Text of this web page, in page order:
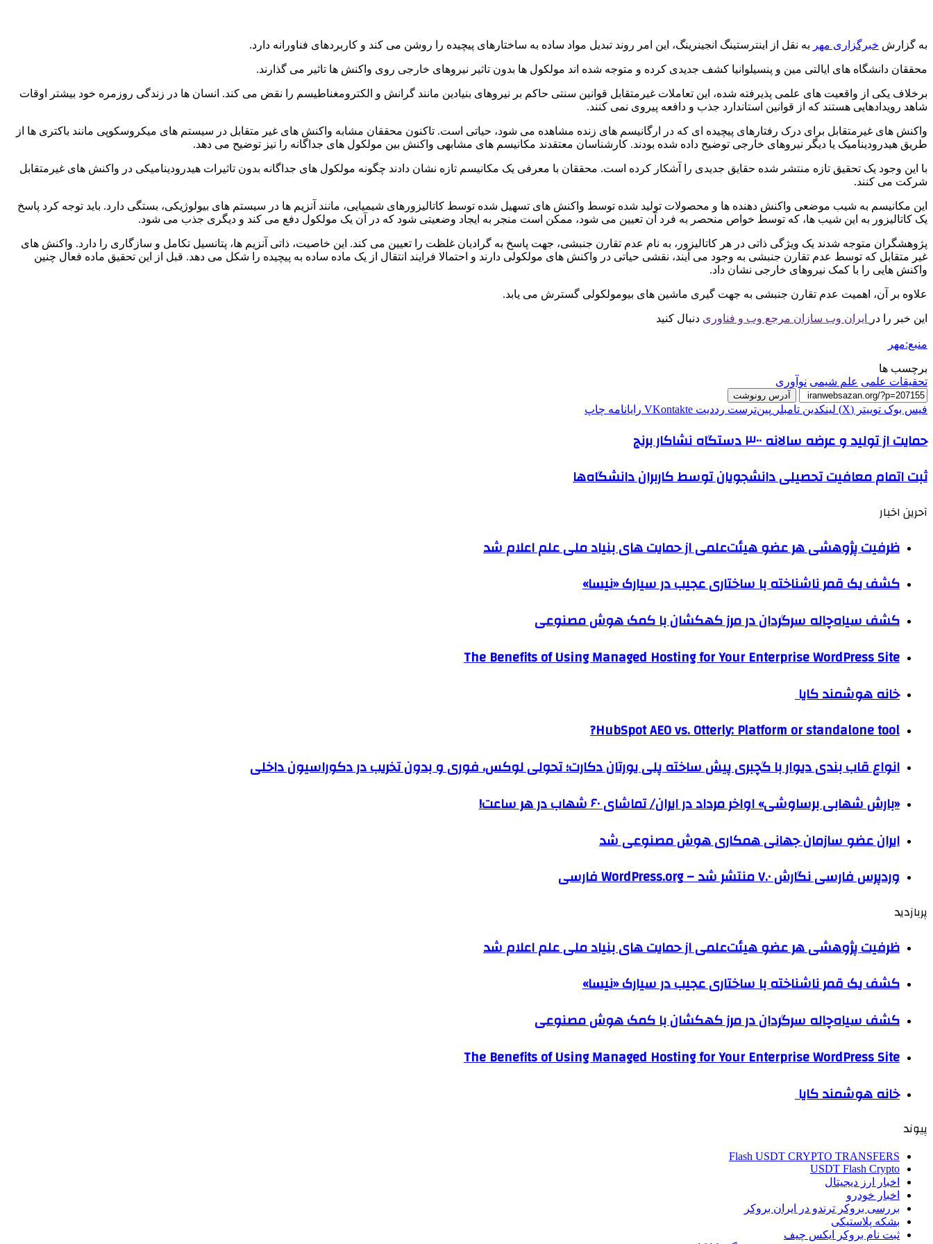
به گزارش خبرگزاری مهر به نقل از اینترستینگ انجینرینگ، این امر روند تبدیل مواد ساده به ساختارهای پیچیده را روشن می کند و کاربردهای فناورانه دارد.
محققان دانشگاه های ایالتی مین و پنسیلوانیا کشف جدیدی کرده و متوجه شده اند مولکول ها بدون تاثیر نیروهای خارجی روی واکنش ها تاثیر می گذارند.
برخلاف یکی از واقعیت های علمی پذیرفته شده، این تعاملات غیرمتقابل قوانین سنتی حاکم بر نیروهای بنیادین مانند گرانش و الکترومغناطیسم را نقض می کند. انسان ها در زندگی روزمره خود بیشتر اوقات
شاهد رویدادهایی هستند که از قوانین استاندارد جذب و دافعه پیروی نمی کنند.
واکنش های غیرمتقابل برای درک رفتارهای پیچیده ای که در ارگانیسم های زنده مشاهده می شود، حیاتی است. تاکنون محققان مشابه واکنش های غیر متقابل در سیستم های میکروسکوپی مانند باکتری ها از
طریق هیدرودینامیک یا دیگر نیروهای خارجی توضیح داده شده بودند. کارشناسان معتقدند مکانیسم های مشابهی واکنش بین مولکول های جداگانه را نیز توضیح می دهد.
با این وجود یک تحقیق تازه منتشر شده حقایق جدیدی را آشکار کرده است. محققان با معرفی یک مکانیسم تازه نشان دادند چگونه مولکول های جداگانه بدون تاثیرات هیدرودینامیکی در واکنش های غیرمتقابل
شرکت می کنند.
این مکانیسم به شیب موضعی واکنش دهنده ها و محصولات تولید شده توسط واکنش های تسهیل شده توسط کاتالیزورهای شیمیایی، مانند آنزیم ها در سیستم های بیولوژیکی، بستگی دارد. باید توجه کرد پاسخ
یک کاتالیزور به این شیب ها، که توسط خواص منحصر به فرد آن تعیین می شود، ممکن است منجر به ایجاد وضعیتی شود که در آن یک مولکول دفع می کند و دیگری جذب می شود.
پژوهشگران متوجه شدند یک ویژگی ذاتی در هر کاتالیزور، به نام عدم تقارن جنبشی، جهت پاسخ به گرادیان غلظت را تعیین می کند. این خاصیت، ذاتی آنزیم ها، پتانسیل تکامل و سازگاری را دارد. واکنش های
غیر متقابل که توسط عدم تقارن جنبشی به وجود می آیند، نقشی حیاتی در واکنش های مولکولی دارند و احتمالا فرایند انتقال از یک ماده ساده به پیچیده را شکل می دهد. قبل از این تحقیق ماده فعال چنین
واکنش هایی را با کمک نیروهای خارجی نشان داد.
علاوه بر آن، اهمیت عدم تقارن جنبشی به جهت گیری ماشین های بیومولکولی گسترش می یابد.
این خبر را در ایران وب سازان مرجع وب و فناوری دنبال کنید
منبع:مهر
برچسب ها
تحقیقات علمی علم شیمی نوآوری
آدرس رونوشت
فیس بوک توییتر (X) لینکدین ‫تامبلر ‫پین‌ترست ‫رددیت ‫VKontakte رایانامه چاپ
حمایت از تولید و عرضه سالانه ۳۰۰ دستگاه نشاکار برنج
ثبت اتمام معافیت تحصیلی دانشجویان توسط کاربران دانشگاه‌ها
آحرین اخبار
ظرفیت پژوهشی هر عضو هیئت‌علمی از حمایت های بنیاد ملی علم اعلام شد
کشف یک قمر ناشناخته با ساختاری عجیب در سیارک «نیسا»
کشف سیاه‌چاله سرگردان در مرز کهکشان با کمک هوش مصنوعی
The Benefits of Using Managed Hosting for Your Enterprise WordPress Site
خانه هوشمند کایا
HubSpot AEO vs. Otterly: Platform or standalone tool?
انواع قاب بندی دیوار با گچبری پیش ساخته پلی یورتان دکارت؛ تحولی لوکس، فوری و بدون تخریب در دکوراسیون داخلی
«بارش شهابی برساوشی» اواخر مرداد در ایران/ تماشای ۶۰ شهاب در هر ساعت!
ایران عضو سازمان جهانی همکاری هوش مصنوعی شد
وردپرس فارسی نگارش ۷.۰ منتشر شد – WordPress.org فارسی
پربازدید
ظرفیت پژوهشی هر عضو هیئت‌علمی از حمایت های بنیاد ملی علم اعلام شد
کشف یک قمر ناشناخته با ساختاری عجیب در سیارک «نیسا»
کشف سیاه‌چاله سرگردان در مرز کهکشان با کمک هوش مصنوعی
The Benefits of Using Managed Hosting for Your Enterprise WordPress Site
خانه هوشمند کایا
پیوند
Flash USDT CRYPTO TRANSFERS
USDT Flash Crypto
اخبار ارز دیجیتال
اخبار خودرو
بررسی بروکر ترندو در ایران بروکر
بشکه پلاستیکی
ثبت نام بروکر ایکس چیف